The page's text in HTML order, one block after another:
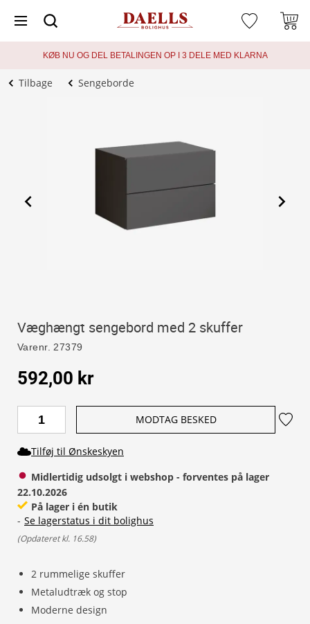
KØB NU OG DEL BETALINGEN OP I 3 DELE MED KLARNA
Tilbage Sengeborde
Væghængt sengebord med 2 skuffer
Varenr. 27379
2 rummelige skuffer
Metaludtræk og stop
Moderne design
592,00 kr
MODTAG BESKED
Tilføj til Ønskeskyen
Midlertidig udsolgt i webshop - forventes på lager
22.10.2026
På lager i én butik
- Se lagerstatus i dit bolighus
(Opdateret kl. 16.58)